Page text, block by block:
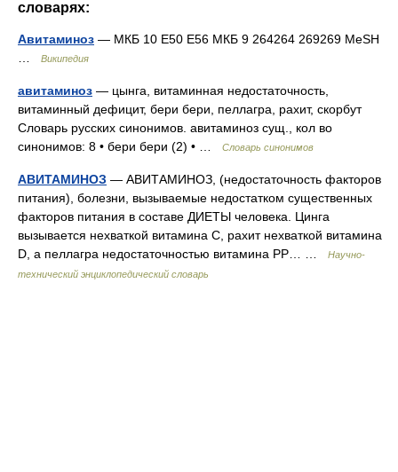
словарях:
Авитаминоз — МКБ 10 E50 E56 МКБ 9 264264 269269 MeSH
Википедия
авитаминоз — цынга, витаминная недостаточность,
витаминный дефицит, бери бери, пеллагра, рахит, скорбут
Словарь русских синонимов. авитаминоз сущ., кол во
синонимов: 8 • бери бери (2) • …
Словарь синонимов
АВИТАМИНОЗ — АВИТАМИНОЗ, (недостаточность факторов
питания), болезни, вызываемые недостатком существенных
факторов питания в составе ДИЕТЫ человека. Цинга
вызывается нехваткой витамина С, рахит нехваткой витамина
D, а пеллагра недостаточностью витамина РР… …
Научно-
технический энциклопедический словарь